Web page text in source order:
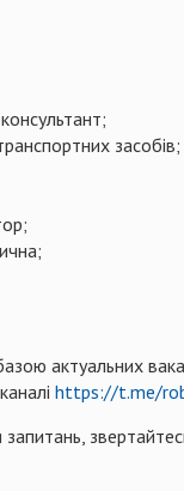
засобів;
актуальних
https://t.me/
запитань,